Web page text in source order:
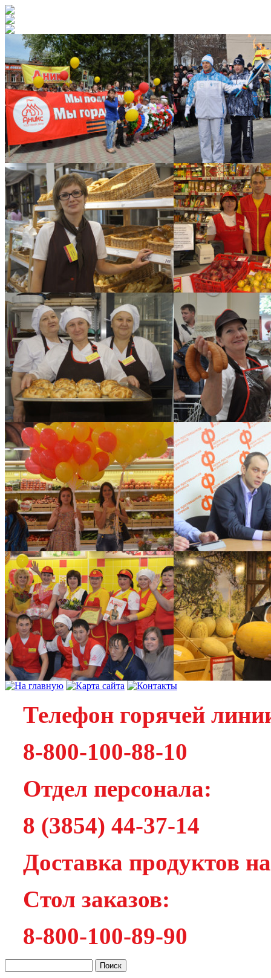
Телефон горячей
8-800-100-88-10
Отдел персонала:
8 (3854) 44-37-14
Доставка продуктов
Cтол заказов:
8-800-100-89-90